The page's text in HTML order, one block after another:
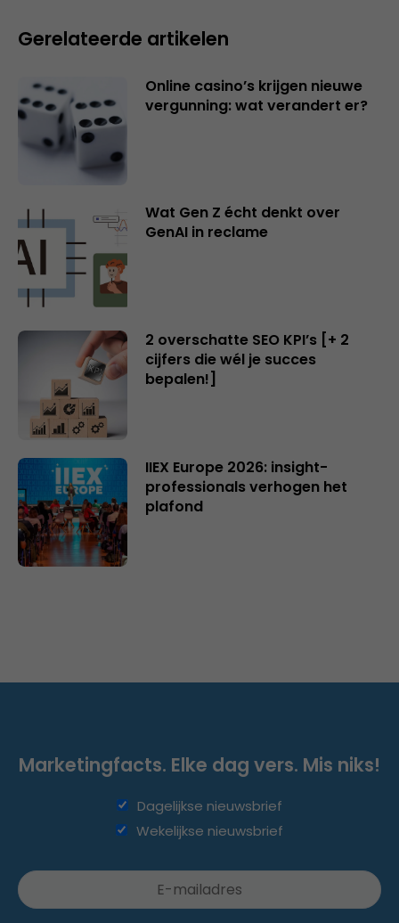
Gerelateerde artikelen
Online casino’s krijgen nieuwe
vergunning: wat verandert er?
Wat Gen Z écht denkt over
GenAI in reclame
2 overschatte SEO KPI’s [+ 2
cijfers die wél je succes
bepalen!]
IIEX Europe 2026: insight-
professionals verhogen het
plafond
Marketingfacts. Elke dag vers. Mis niks!
Dagelijkse nieuwsbrief
Wekelijkse nieuwsbrief